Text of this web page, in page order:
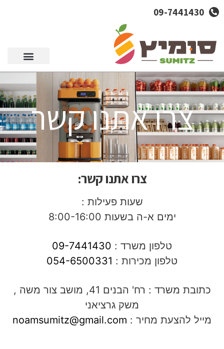
09-7441430
צרו אתנו קשר
צרו אתנו קשר:
שעות פעילות :
ימים א-ה בשעות 8:00-16:00
טלפון משרד : 09-7441430
טלפון מכירות : 054-6500331
כתובת משרד : רח' הבנים 41, מושב צור משה ,
משק גרציאני
מייל להצעת מחיר : noamsumitz@gmail.com